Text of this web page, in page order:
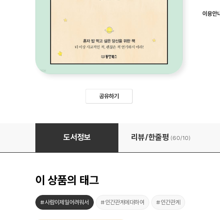
공유하기
이용안
같이 있고 싶다가도 혼자 있고 싶어
도서정보 리뷰/한줄평 (60/10)
이 상품의 태그
#사람이제일어려워서 #인간관계에대하여 #인간관계